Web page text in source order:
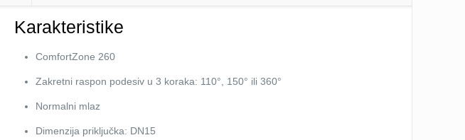
FOCUS
količina
Karakteristike
ComfortZone 260
Zakretni raspon podesiv u 3 koraka: 110°, 150° ili 360°
Normalni mlaz
Dimenzija priključka: DN15